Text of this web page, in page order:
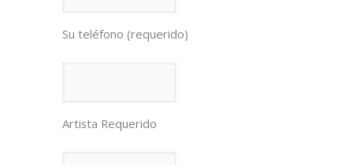
Su teléfono (requerido)
Artista Requerido